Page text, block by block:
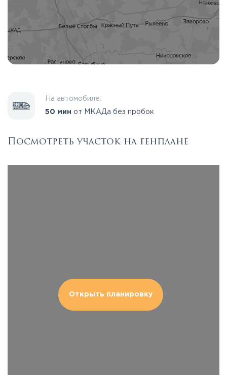
На автомобиле:
50 мин от МКАДа без пробок
Посмотреть участок на генплане
Открыть планировку